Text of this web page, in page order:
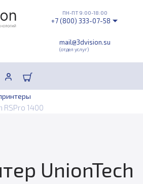
mail@3dvision.su
(отдел услуг)
ПН-ПТ 9:00-18:00
+7 (800) 333-07-58
RSPro 1400
UnionTech